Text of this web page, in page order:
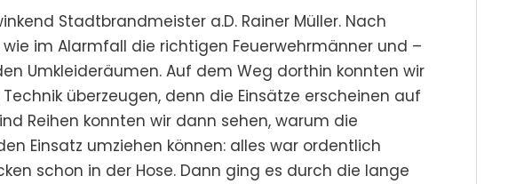
Stadtbrandmeister a.D. Rainer Müller. Nach
im Alarmfall die richtigen Feuerwehrmänner und –
Umkleideräumen. Auf dem Weg dorthin konnten wir
überzeugen, denn die Einsätze erscheinen auf
Reihen konnten wir dann sehen, warum die
Einsatz umziehen können: alles war ordentlich
schon in der Hose. Dann ging es durch die lange